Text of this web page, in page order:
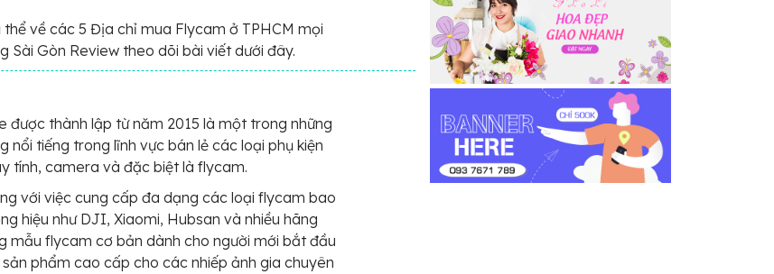
thể về các 5 Địa chỉ mua Flycam ở TPHCM mọi
Sài Gòn Review theo dõi bài viết dưới đây.
được thành lập từ năm 2015 là một trong những
nổi tiếng trong lĩnh vực bán lẻ các loại phụ kiện
tính, camera và đặc biệt là flycam.
với việc cung cấp đa dạng các loại flycam bao
hiệu như DJI, Xiaomi, Hubsan và nhiều hãng
mẫu flycam cơ bản dành cho người mới bắt đầu
phẩm cao cấp cho các nhiếp ảnh gia chuyên